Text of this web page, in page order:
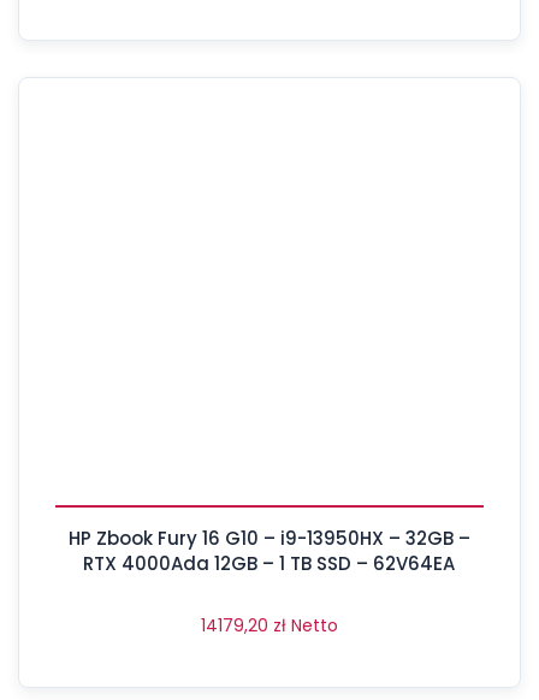
HP Zbook Fury 16 G10 – i9-13950HX – 32GB –
RTX 4000Ada 12GB – 1 TB SSD – 62V64EA
14179,20 zł Netto